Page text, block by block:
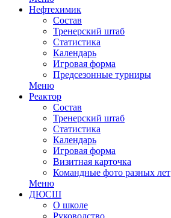
Нефтехимик
Состав
Тренерский штаб
Статистика
Календарь
Игровая форма
Предсезонные турниры
Меню
Реактор
Состав
Тренерский штаб
Статистика
Календарь
Игровая форма
Визитная карточка
Командные фото разных лет
Меню
ДЮСШ
О школе
Руководство